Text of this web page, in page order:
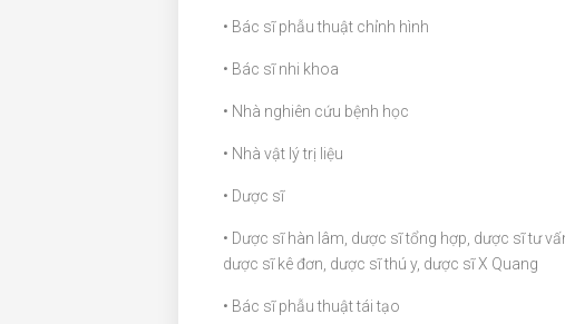
• Bác sĩ phẫu thuật chỉnh hình
• Bác sĩ nhi khoa
• Nhà nghiên cứu bệnh học
• Nhà vật lý trị liệu
• Dược sĩ
• Dược sĩ hàn lâm, dược sĩ tổng hợp, dược sĩ tư
dược sĩ kê đơn, dược sĩ thú y, dược sĩ X Quang
• Bác sĩ phẫu thuật tái tạo